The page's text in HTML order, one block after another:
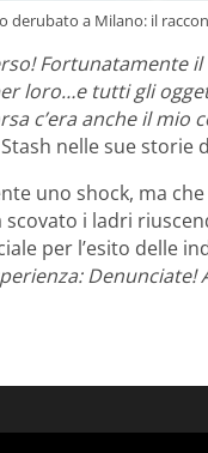
derubato a Milano: il
Fortunatamente
loro…e tutti gli
c’era anche il
nelle sue storie
uno shock, ma
scovato i ladri
per l’esito delle
Denunciate!